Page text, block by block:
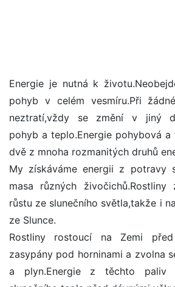
Energie je nutná k
pohyb v celém vesmíru.Při
neztratí,vždy se změní v jiný
pohyb a teplo.Energie pohybová
dvě z mnoha rozmanitých druhů
My získáváme energii z potravy
masa různých
růstu ze slunečního světla,takže i
ze Slunce.
Rostliny rostoucí na Zemi
zasypány pod horninami a zvolna
a plyn.Energie z těchto paliv